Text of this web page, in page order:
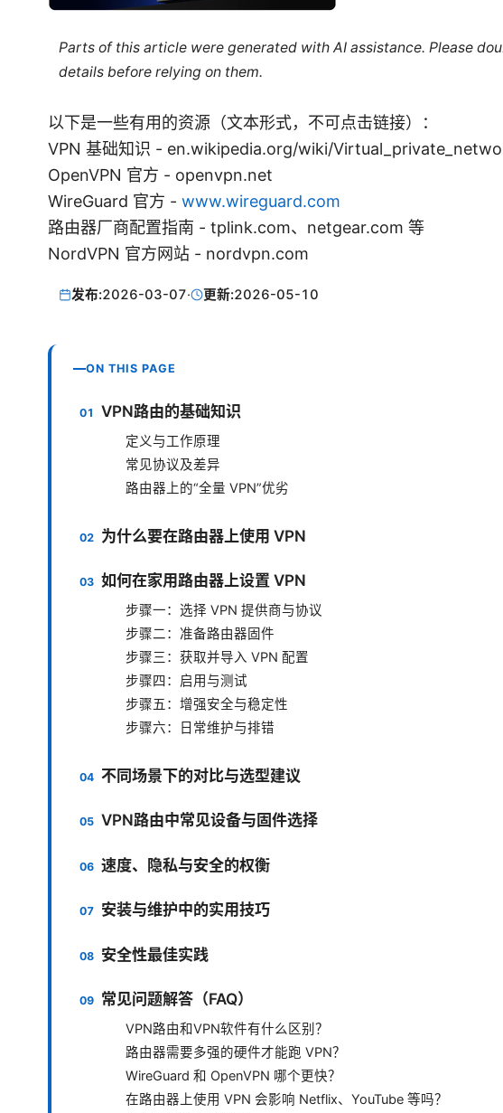
Parts of this article were generated with AI assistance. Please
details before relying on them.
以下是一些有用的资源（文本形式，不可点击链接）：
VPN 基础知识 - en.wikipedia.org/wiki/
OpenVPN 官方 - openvpn.net
WireGuard 官方 - www.wireguard.com
路由器厂商配置指南 - tplink.com、netgear.com 等
NordVPN 官方网站 - nordvpn.com
发布:2026-03-07· 更新:2026-05-10
ON THIS PAGE
VPN路由的基础知识
定义与工作原理
常见协议及差异
路由器上的“全量 VPN”优劣
为什么要在路由器上使用 VPN
如何在家用路由器上设置 VPN
步骤一：选择 VPN 提供商与协议
步骤二：准备路由器固件
步骤三：获取并导入 VPN 配置
步骤四：启用与测试
步骤五：增强安全与稳定性
步骤六：日常维护与排错
不同场景下的对比与选型建议
VPN路由中常见设备与固件选择
速度、隐私与安全的权衡
安装与维护中的实用技巧
安全性最佳实践
常见问题解答（FAQ）
VPN路由和VPN软件有什么区别？
路由器需要多强的硬件才能跑 VPN？
WireGuard 和 OpenVPN 哪个更快？
在路由器上使用 VPN 会影响 Netflix、YouTube 等吗？